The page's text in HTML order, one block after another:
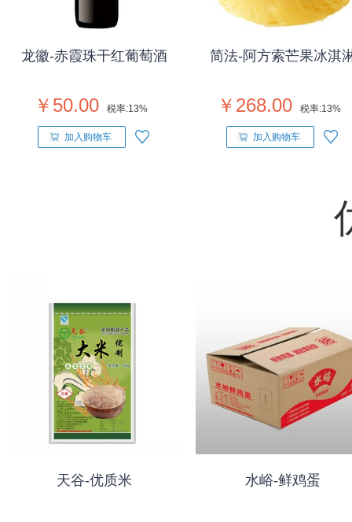
龙徽-赤霞珠干红葡萄酒
￥50.00 税率:13%
加入购物车
简法-阿方索芒果冰淇
￥268.00 税率:13%
加入购物车
天谷-优质米 水峪-鲜鸡蛋